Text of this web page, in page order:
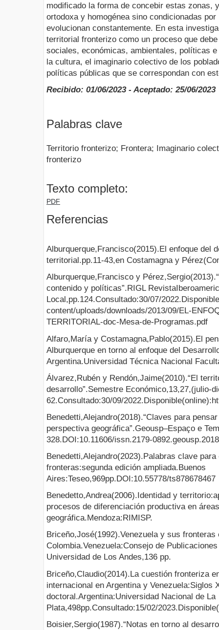
modificado la forma de concebir estas zonas,
ortodoxa y homogénea sino condicionadas
evolucionan constantemente. En esta
territorial fronterizo como un proceso que
sociales, económicas, ambientales, políticas
la cultura, el imaginario colectivo de los
políticas públicas que se correspondan con
Recibido: 01/06/2023 - Aceptado: 25/06/2023
Palabras clave
Territorio fronterizo; Frontera; Imaginario
fronterizo
Texto completo:
PDF
Referencias
Alburquerque,Francisco(2015).El enfoque del
territorial.pp.11-43,en Costamagna y
Alburquerque,Francisco y
contenido y políticas”.RIGL
Local,pp.124.Consultado:30/07/
content/uploads/downloads/2013/09/EL-
TERRITORIAL-doc-Mesa-de-Programas.pdf
Alfaro,María y Costamagna,Pablo(2015).El
Alburquerque en torno al enfoque del
Argentina.Universidad Técnica Nacional
Álvarez,Rubén y Rendón,Jaime(2010).“El
desarrollo”.Semestre Económico,13,27,(julio-
62.Consultado:30/09/
Benedetti,Alejandro(2018).“Claves para
perspectiva geográfica”.Geousp–Espaço e
328.DOI:10.11606/issn.2179-
Benedetti,Alejandro(2023).Palabras clave
fronteras:segunda edición ampliada.Buenos
Aires:Teseo,969pp.DOI:10.55778/ts878678467
Benedetto,Andrea(2006).Identidad y
procesos de diferenciación productiva en
geográfica.Mendoza:RIMISP.
Briceño,José(1992).Venezuela y sus fronteras
Colombia.Venezuela:Consejo de
Universidad de Los Andes,136 pp.
Briceño,Claudio(2014).La cuestión fronteriza
internacional en Argentina y Venezuela:Siglos
doctoral.Argentina:Universidad Nacional de La
Plata,498pp.Consultado:15/02/
Boisier,Sergio(1987).“Notas en torno al